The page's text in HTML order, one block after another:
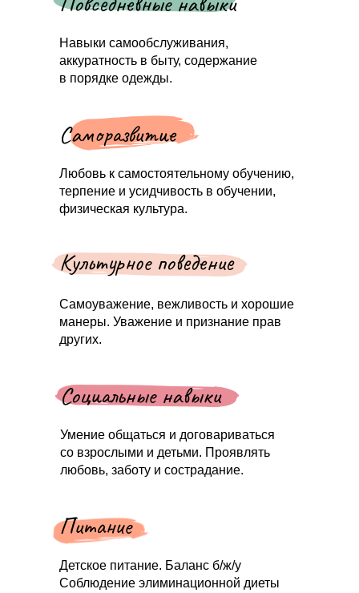
Питание
Культурное поведение
Навыки самообслуживания,
аккуратность в быту, содержание
в порядке одежды.
Детское питание. Баланс б/ж/у
Соблюдение элиминационной диеты
Самоуважение, вежливость и хорошие
манеры. Уважение и признание прав
других.
Саморазвитие
Любовь к самостоятельному обучению,
терпение и усидчивость в обучении,
физическая культура.
Социальные навыки
Умение общаться и договариваться
со взрослыми и детьми. Проявлять
любовь, заботу и сострадание.